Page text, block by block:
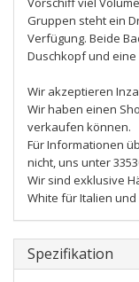
Gruppen steht ein
Verfügung. Beide
Duschkopf und
Wir akzeptieren
Wir haben einen
verkaufen können.
Für Informationen
nicht, uns unter
Wir sind exklusive
White für Italien
Spezifikation